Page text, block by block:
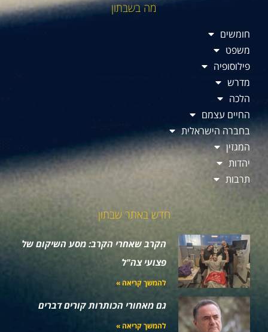
מה בשבתון
חומשים
משפט
פילוסופיה
מדרש
הלכה
החיים עצמם
בחברה הישראלית
המגזין
יהדות
תרבות
חדש באתר שבתון
הקרב שאחרי הקרב: מסע השיקום של
פצועי צה"ל
להמשך קריאה »
גם מאחורי הכותרות קורים דברים
להמשך קריאה »